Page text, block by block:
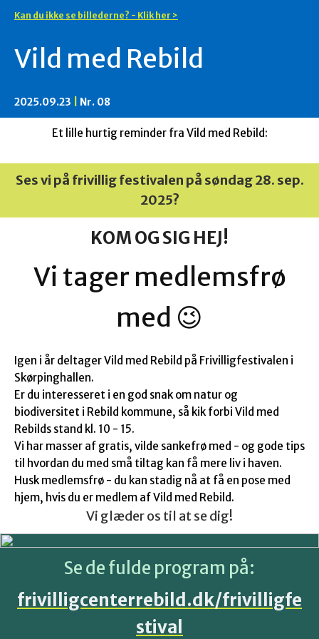
Kan du ikke se billederne? - Klik her >
Vild med Rebild
2025.09.23 Nr. 08
Et lille hurtig reminder fra Vild med Rebild:
Ses vi på frivillig festivalen på søndag 28. sep.
2025?
KOM OG SIG HEJ!
Vi tager medlemsfrø
med 😉
Igen i år deltager Vild med Rebild på Frivilligfestivalen i
Skørpinghallen.
Er du interesseret i en god snak om natur og
biodiversitet i Rebild kommune, så kik forbi Vild med
Rebilds stand kl. 10 - 15.
Vi har masser af gratis, vilde sankefrø med - og gode tips
til hvordan du med små tiltag kan få mere liv i haven.
Husk medlemsfrø - du kan stadig nå at få en pose med
hjem, hvis du er medlem af Vild med Rebild.
Vi glæder os til at se dig!
Se de fulde program på:
frivilligcenterrebild.dk/frivilligfe
stival